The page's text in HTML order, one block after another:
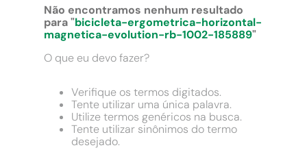
Não encontramos nenhum resultado
para "bicicleta-ergometrica-horizontal-
magnetica-evolution-rb-1002-185889"
O que eu devo fazer?
Verifique os termos digitados.
Tente utilizar uma única palavra.
Utilize termos genéricos na busca.
Tente utilizar sinônimos do termo
desejado.
forro pvc
porta
cimento
chuveiro